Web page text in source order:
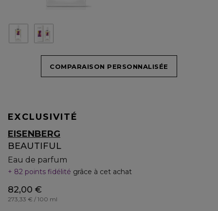
COMPARAISON PERSONNALISÉE
EXCLUSIVITÉ
EISENBERG
BEAUTIFUL
Eau de parfum
82 points fidélité grâce à cet achat
82,00 €
273,33 € / 100 ml